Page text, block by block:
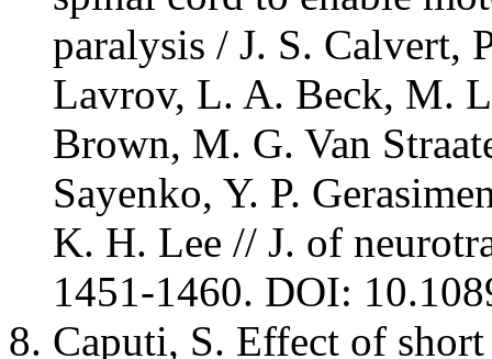
paralysis / J. S. Calvert,
Lavrov, L. A. Beck, M.
Brown, M. G. Van
Sayenko, Y. P.
K. H. Lee // J. of
1451-1460. DOI:
Caputi, S. Effect of